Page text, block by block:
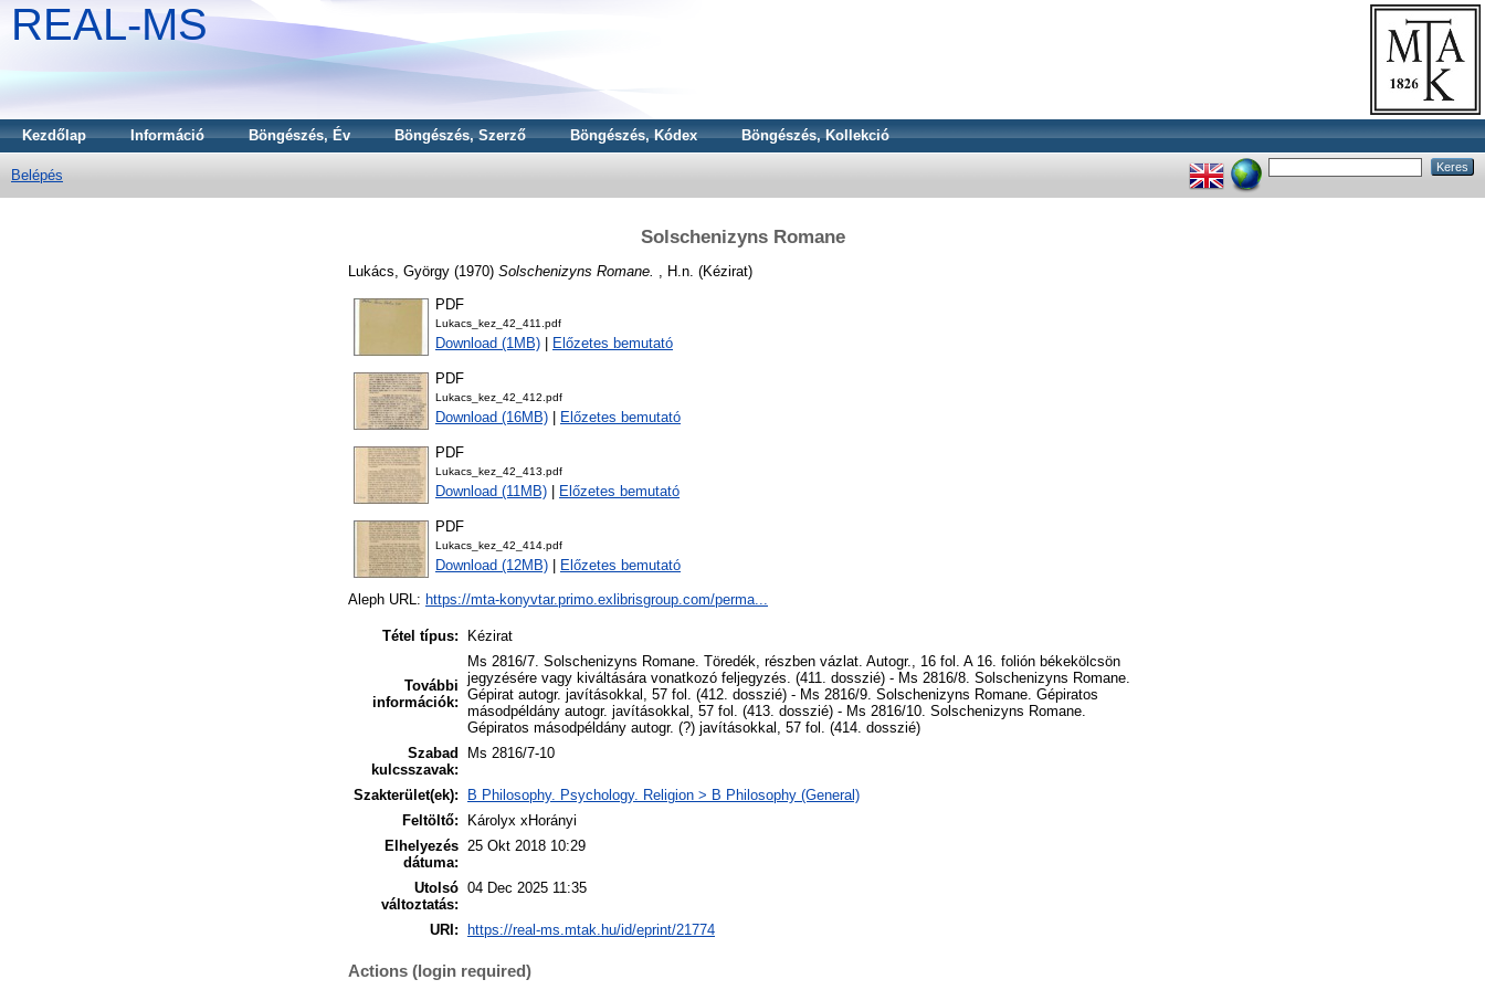
REAL-MS
Kezdőlap Információ Böngészés, Év Böngészés, Szerző Böngészés, Kódex Böngészés, Kollekció
Belépés
Solschenizyns Romane
Lukács, György (1970) Solschenizyns Romane. , H.n. (Kézirat)
PDF
Lukacs_kez_42_411.pdf
Download (1MB) Előzetes bemutató
PDF
Lukacs_kez_42_412.pdf
Download (16MB) Előzetes bemutató
PDF
Lukacs_kez_42_413.pdf
Download (11MB) Előzetes bemutató
PDF
Lukacs_kez_42_414.pdf
Download (12MB) Előzetes bemutató
Aleph URL: https://mta-konyvtar.primo.exlibrisgroup.com/perma...
Tétel típus: Kézirat
További
információk:
Ms 2816/7. Solschenizyns Romane. Töredék, részben vázlat. Autogr., 16 fol. A 16. folión békekölcsön
jegyzésére vagy kiváltására vonatkozó feljegyzés. (411. dosszié) - Ms 2816/8. Solschenizyns Romane.
Gépirat autogr. javításokkal, 57 fol. (412. dosszié) - Ms 2816/9. Solschenizyns Romane. Gépiratos
másodpéldány autogr. javításokkal, 57 fol. (413. dosszié) - Ms 2816/10. Solschenizyns Romane.
Gépiratos másodpéldány autogr. (?) javításokkal, 57 fol. (414. dosszié)
Szabad
kulcsszavak:
Ms 2816/7-10
Szakterület(ek):
B Philosophy. Psychology. Religion > B Philosophy (General)
Feltöltő:
Károlyx xHorányi
Elhelyezés
dátuma:
25 Okt 2018 10:29
Utolsó
változtatás:
04 Dec 2025 11:35
URI: https://real-ms.mtak.hu/id/eprint/21774
Actions (login required)